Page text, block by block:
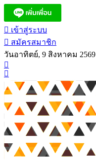
เข้าสู่ระบบ
สมัครสมาชิก
วันอาทิตย์, 9 สิงหาคม 2569